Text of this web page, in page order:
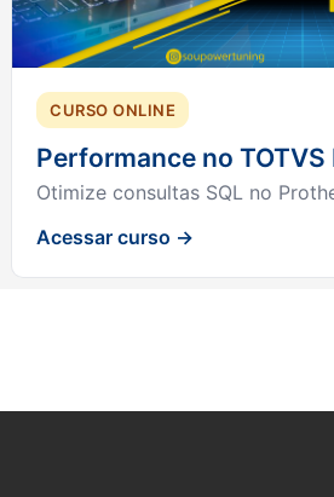
CURSO ONLINE
Performance no
Otimize consultas SQL no
Acessar curso →